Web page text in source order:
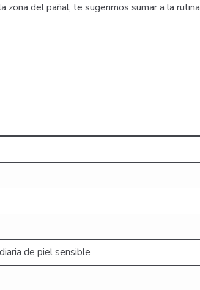
zona del pañal, te sugerimos sumar a la rutina
de piel sensible